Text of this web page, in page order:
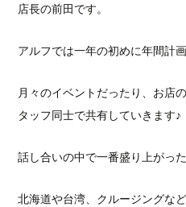
店長の前田です。
アルフでは一年の初めに年間計
月々のイベントだったり、お店
タッフ同士で共有していきます♪
話し合いの中で一番盛り上がっ
北海道や台湾、クルージングな